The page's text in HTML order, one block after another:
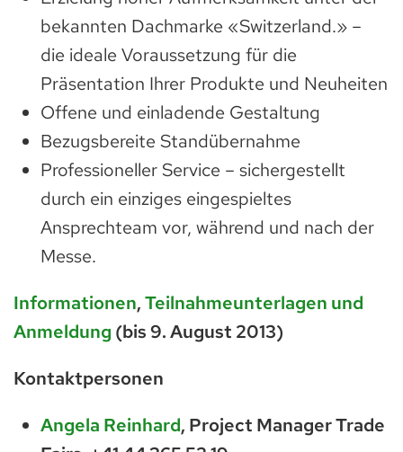
bekannten Dachmarke «Switzerland.» –
die ideale Voraussetzung für die
Präsentation Ihrer Produkte und Neuheiten
Offene und einladende Gestaltung
Bezugsbereite Standübernahme
Professioneller Service – sichergestellt
durch ein einziges eingespieltes
Ansprechteam vor, während und nach der
Messe.
Informationen,Teilnahmeunterlagen und
Anmeldung (bis 9. August 2013)
Kontaktpersonen
Angela Reinhard, Project Manager Trade